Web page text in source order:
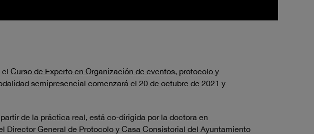
el Curso de Experto en Organización de eventos, protocolo y
semipresencial comenzará el 20 de octubre de 2021 y
de la práctica real, está co-dirigida por la doctora en
General de Protocolo y Casa Consistorial del Ayuntamiento